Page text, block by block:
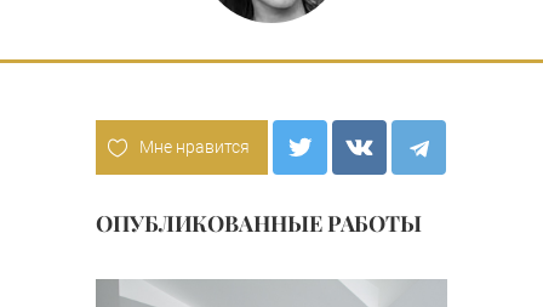
Мне нравится
ОПУБЛИКОВАННЫЕ РАБОТЫ